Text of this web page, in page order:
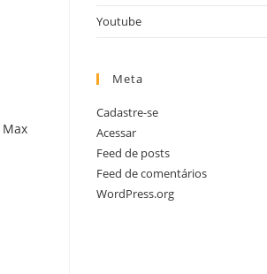
Youtube
Meta
Cadastre-se
Acessar
Feed de posts
Feed de comentários
WordPress.org